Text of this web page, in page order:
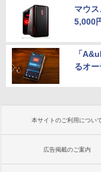
マウ
5,000
「
るオ
本サイトのご利用につい
広告掲載のご案内